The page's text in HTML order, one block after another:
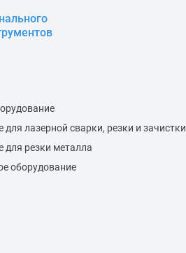
для лазерной сварки, резки и зачистки
для резки металла
оборудование